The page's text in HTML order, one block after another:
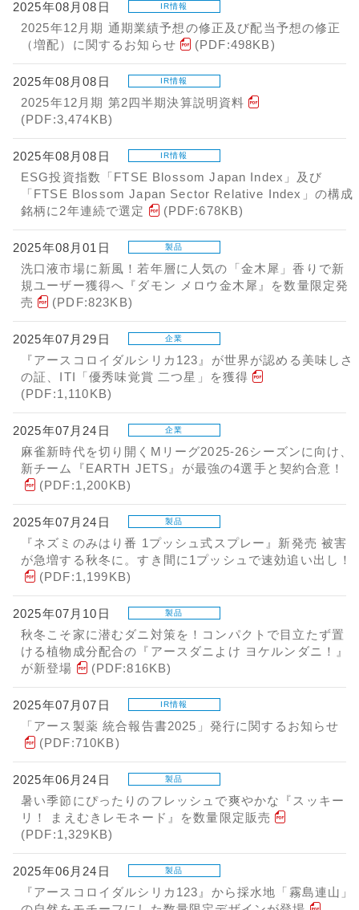
2025年08月08日 IR情報
2025年12月期 通期業績予想の修正及び配当予想の修正
（増配）に関するお知らせ
(PDF:498KB)
2025年08月08日 IR情報
2025年12月期 第2四半期決算説明資料
(PDF:3,474KB)
2025年08月08日 IR情報
ESG投資指数「FTSE Blossom Japan Index」及び
「FTSE Blossom Japan Sector Relative Index」の構成
銘柄に2年連続で選定
(PDF:678KB)
2025年08月01日 製品
洗口液市場に新風！若年層に人気の「金木犀」香りで新
規ユーザー獲得へ『ダモン メロウ金木犀』を数量限定発
売
(PDF:823KB)
2025年07月29日 企業
『アースコロイダルシリカ123』が世界が認める美味しさ
の証、ITI「優秀味覚賞 二つ星」を獲得
(PDF:1,110KB)
2025年07月24日 企業
麻雀新時代を切り開くMリーグ2025-26シーズンに向け、
新チーム『EARTH JETS』が最強の4選手と契約合意！
(PDF:1,200KB)
2025年07月24日 製品
『ネズミのみはり番 1プッシュ式スプレー』新発売 被害
が急増する秋冬に。すき間に1プッシュで速効追い出し！
(PDF:1,199KB)
2025年07月10日 製品
秋冬こそ家に潜むダニ対策を！コンパクトで目立たず置
ける植物成分配合の『アースダニよけ ヨケルンダニ！』
が新登場
(PDF:816KB)
2025年07月07日 IR情報
「アース製薬 統合報告書2025」発行に関するお知らせ
(PDF:710KB)
2025年06月24日 製品
暑い季節にぴったりのフレッシュで爽やかな『スッキー
リ！ まえむきレモネード』を数量限定販売
(PDF:1,329KB)
2025年06月24日 製品
『アースコロイダルシリカ123』から採水地「霧島連山」